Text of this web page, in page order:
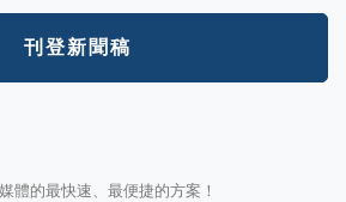
刊登新聞稿
體的最快速、最便捷的方案！